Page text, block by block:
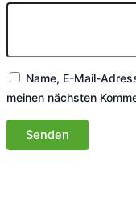
Name, E-Mail-
meinen nächsten